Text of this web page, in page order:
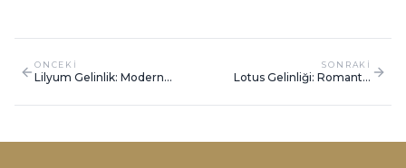
ONCEKI
Lilyum Gelinlik: Modern
SONRAKI
Lotus Gelinliği: Romantik
Tasarım